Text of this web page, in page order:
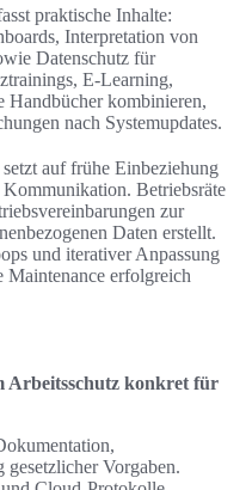
praktische Inhalte:
Interpretation von
Datenschutz für
E‑Learning,
Handbücher kombinieren,
nach Systemupdates.
auf frühe Einbeziehung
Betriebsräte
zur
Daten erstellt.
und iterativer Anpassung
Maintenance erfolgreich
Arbeitsschutz konkret für
Vorgaben.